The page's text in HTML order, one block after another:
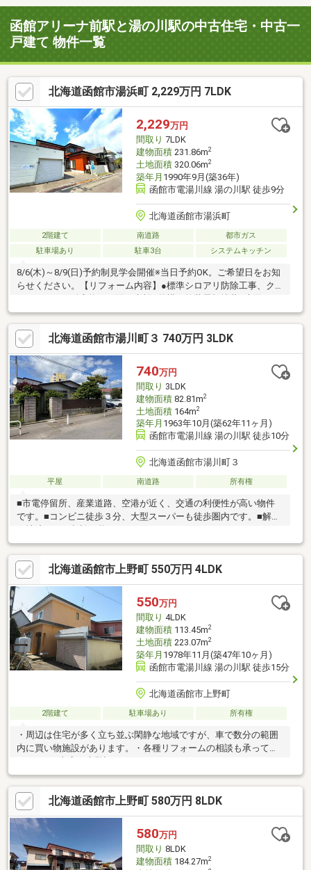
函館アリーナ前駅と湯の川駅の中古住宅・中古一
戸建て 物件一覧
北海道函館市湯浜町 2,229万円 7LDK
2,229万円
間取り 7LDK
建物面積231.86m2
土地面積320.06m2
築年月 1990年9月(築36年)
函館市電湯川線 湯の川駅 徒歩9分
北海道函館市湯浜町
2階建て 南道路
都市ガス
駐車場あり
駐車3台 システムキッチン
8/6(木)～8/9(日)予約制見学会開催※当日予約OK。ご希望日をお知
らせください。【リフォーム内容】●標準シロアリ防除工事、ク
リーニング、鍵交換、雨漏り点検●外構・外装屋根塗装●水回りシ
ステムキッチン交換、ユニットバス交換、トイレ交換、洗面化粧
台交換●内装玄関扉交換、クロス張替え、畳表替え【おすすめポ
イント】・本物件は条件により住宅ローン減税が適用されま
す。・雨漏り、構造上主要な部分の欠陥や・腐食、給排水管の故
障や漏水についてお引渡しより２年間保証・シロアリ防除工事施
工後5年間保証・お客様に合わせたローンの組み方や金融機関をご
提案。住宅ローンが初めて
北海道函館市湯川町３ 740万円 3LDK
740万円
間取り 3LDK
建物面積82.81m2
土地面積164m2
築年月 1963年10月(築62年11ヶ月)
函館市電湯川線 湯の川駅 徒歩10分
北海道函館市湯川町３
平屋 南道路 所有権
■市電停留所、産業道路、空港が近く、交通の利便性が高い物件
です。■コンビニ徒歩３分、大型スーパーも徒歩圏内です。■解体
北海道函館市上野町 550万円 4LDK
550万円
間取り 4LDK
建物面積113.45m2
土地面積223.07m2
築年月 1978年11月(築47年10ヶ月)
函館市電湯川線 湯の川駅 徒歩15分
北海道函館市上野町
2階建て 駐車場あり 所有権
・周辺は住宅が多く立ち並ぶ閑静な地域ですが、車で数分の範囲
内に買い物施設があります。・各種リフォームの相談も承ってお
ります。※車庫は未登記です。
北海道函館市上野町 580万円 8LDK
580万円
間取り 8LDK
建物面積184.27m2